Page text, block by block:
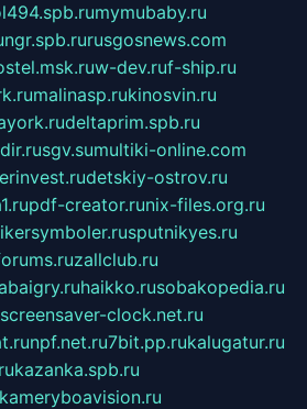
mymubaby.ru
ngr.spb.rurusgosnews.com
w-dev.ruf-ship.ru
malinasp.rukinosvin.ru
deltaprim.spb.ru
sgv.sumultiki-online.com
detskiy-ostrov.ru
pdf-creator.runix-files.org.ru
sputnikyes.ru
zallclub.ru
haikko.rusobakopedia.ru
screensaver-clock.net.ru
npf.net.ru7bit.pp.rukalugatur.ru
kazanka.spb.ru
kameryboavision.ru